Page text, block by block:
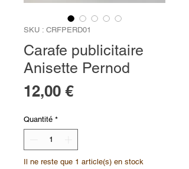
SKU : CRFPERD01
Carafe publicitaire
Anisette Pernod
12,00 €Prix
Quantité *
Il ne reste que 1 article(s) en stock